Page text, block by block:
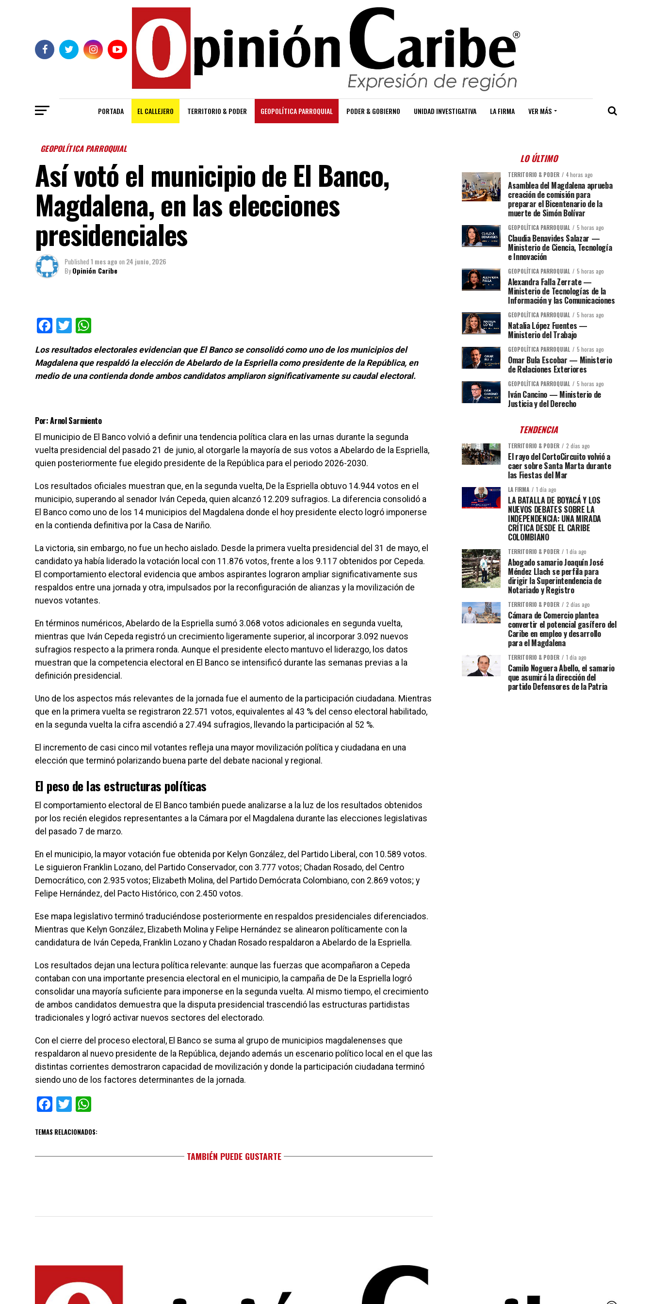
PORTADA EL CALLEJERO TERRITORIO & PODER GEOPOLÍTICA PARROQUIAL PODER & GOBIERNO UNIDAD INVESTIGATIVA LA FIRMA VER MÁS
GEOPOLÍTICA PARROQUIAL
Así votó el municipio de El Banco,
Magdalena, en las elecciones
presidenciales
Published1 mes ago on24 junio, 2026
ByOpinión Caribe
Facebook
Twitter
Los resultados electorales evidencian que El Banco se consolidó como uno de los municipios del
Magdalena que respaldó la elección de Abelardo de la Espriella como presidente de la República, en
medio de una contienda donde ambos candidatos ampliaron significativamente su caudal electoral.
Por: Arnol Sarmiento
El municipio de El Banco volvió a definir una tendencia política clara en las urnas durante la segunda
vuelta presidencial del pasado 21 de junio, al otorgarle la mayoría de sus votos a Abelardo de la Espriella,
quien posteriormente fue elegido presidente de la República para el periodo 2026-2030.
Los resultados oficiales muestran que, en la segunda vuelta, De la Espriella obtuvo 14.944 votos en el
municipio, superando al senador Iván Cepeda, quien alcanzó 12.209 sufragios. La diferencia consolidó a
El Banco como uno de los 14 municipios del Magdalena donde el hoy presidente electo logró imponerse
en la contienda definitiva por la Casa de Nariño.
La victoria, sin embargo, no fue un hecho aislado. Desde la primera vuelta presidencial del 31 de mayo, el
candidato ya había liderado la votación local con 11.876 votos, frente a los 9.117 obtenidos por Cepeda.
El comportamiento electoral evidencia que ambos aspirantes lograron ampliar significativamente sus
respaldos entre una jornada y otra, impulsados por la reconfiguración de alianzas y la movilización de
nuevos votantes.
En términos numéricos, Abelardo de la Espriella sumó 3.068 votos adicionales en segunda vuelta,
mientras que Iván Cepeda registró un crecimiento ligeramente superior, al incorporar 3.092 nuevos
sufragios respecto a la primera ronda. Aunque el presidente electo mantuvo el liderazgo, los datos
muestran que la competencia electoral en El Banco se intensificó durante las semanas previas a la
definición presidencial.
Uno de los aspectos más relevantes de la jornada fue el aumento de la participación ciudadana. Mientras
que en la primera vuelta se registraron 22.571 votos, equivalentes al 43 % del censo electoral habilitado,
en la segunda vuelta la cifra ascendió a 27.494 sufragios, llevando la participación al 52 %.
El incremento de casi cinco mil votantes refleja una mayor movilización política y ciudadana en una
elección que terminó polarizando buena parte del debate nacional y regional.
El peso de las estructuras políticas
El comportamiento electoral de El Banco también puede analizarse a la luz de los resultados obtenidos
por los recién elegidos representantes a la Cámara por el Magdalena durante las elecciones legislativas
del pasado 7 de marzo.
En el municipio, la mayor votación fue obtenida por Kelyn González, del Partido Liberal, con 10.589 votos.
Le siguieron Franklin Lozano, del Partido Conservador, con 3.777 votos; Chadan Rosado, del Centro
Democrático, con 2.935 votos; Elizabeth Molina, del Partido Demócrata Colombiano, con 2.869 votos; y
Felipe Hernández, del Pacto Histórico, con 2.450 votos.
Ese mapa legislativo terminó traduciéndose posteriormente en respaldos presidenciales diferenciados.
Mientras que Kelyn González, Elizabeth Molina y Felipe Hernández se alinearon políticamente con la
candidatura de Iván Cepeda, Franklin Lozano y Chadan Rosado respaldaron a Abelardo de la Espriella.
Los resultados dejan una lectura política relevante: aunque las fuerzas que acompañaron a Cepeda
contaban con una importante presencia electoral en el municipio, la campaña de De la Espriella logró
consolidar una mayoría suficiente para imponerse en la segunda vuelta. Al mismo tiempo, el crecimiento
de ambos candidatos demuestra que la disputa presidencial trascendió las estructuras partidistas
tradicionales y logró activar nuevos sectores del electorado.
Con el cierre del proceso electoral, El Banco se suma al grupo de municipios magdalenenses que
respaldaron al nuevo presidente de la República, dejando además un escenario político local en el que las
distintas corrientes demostraron capacidad de movilización y donde la participación ciudadana terminó
siendo uno de los factores determinantes de la jornada.
Facebook
Twitter
TEMAS RELACIONADOS:
TAMBIÉN PUEDE GUSTARTE
LO ÚLTIMO
TERRITORIO & PODER 4 horas ago
Asamblea del Magdalena aprueba
creación de comisión para
preparar el Bicentenario de la
muerte de Simón Bolívar
GEOPOLÍTICA PARROQUIAL 5 horas ago
Claudia Benavides Salazar —
Ministerio de Ciencia, Tecnología
e Innovación
GEOPOLÍTICA PARROQUIAL 5 horas ago
Alexandra Falla Zerrate —
Ministerio de Tecnologías de la
Información y las Comunicaciones
GEOPOLÍTICA PARROQUIAL 5 horas ago
Natalia López Fuentes —
Ministerio del Trabajo
GEOPOLÍTICA PARROQUIAL 5 horas ago
Omar Bula Escobar — Ministerio
de Relaciones Exteriores
GEOPOLÍTICA PARROQUIAL 5 horas ago
Iván Cancino — Ministerio de
Justicia y del Derecho
TENDENCIA
TERRITORIO & PODER 2 días ago
El rayo del CortoCircuito volvió a
caer sobre Santa Marta durante
las Fiestas del Mar
LA FIRMA 1 día ago
LA BATALLA DE BOYACÁ Y LOS
NUEVOS DEBATES SOBRE LA
INDEPENDENCIA: UNA MIRADA
CRÍTICA DESDE EL CARIBE
COLOMBIANO
TERRITORIO & PODER 1 día ago
Abogado samario Joaquín José
Méndez Llach se perfila para
dirigir la Superintendencia de
Notariado y Registro
TERRITORIO & PODER 2 días ago
Cámara de Comercio plantea
convertir el potencial gasífero del
Caribe en empleo y desarrollo
para el Magdalena
TERRITORIO & PODER 1 día ago
Camilo Noguera Abello, el samario
que asumirá la dirección del
partido Defensores de la Patria